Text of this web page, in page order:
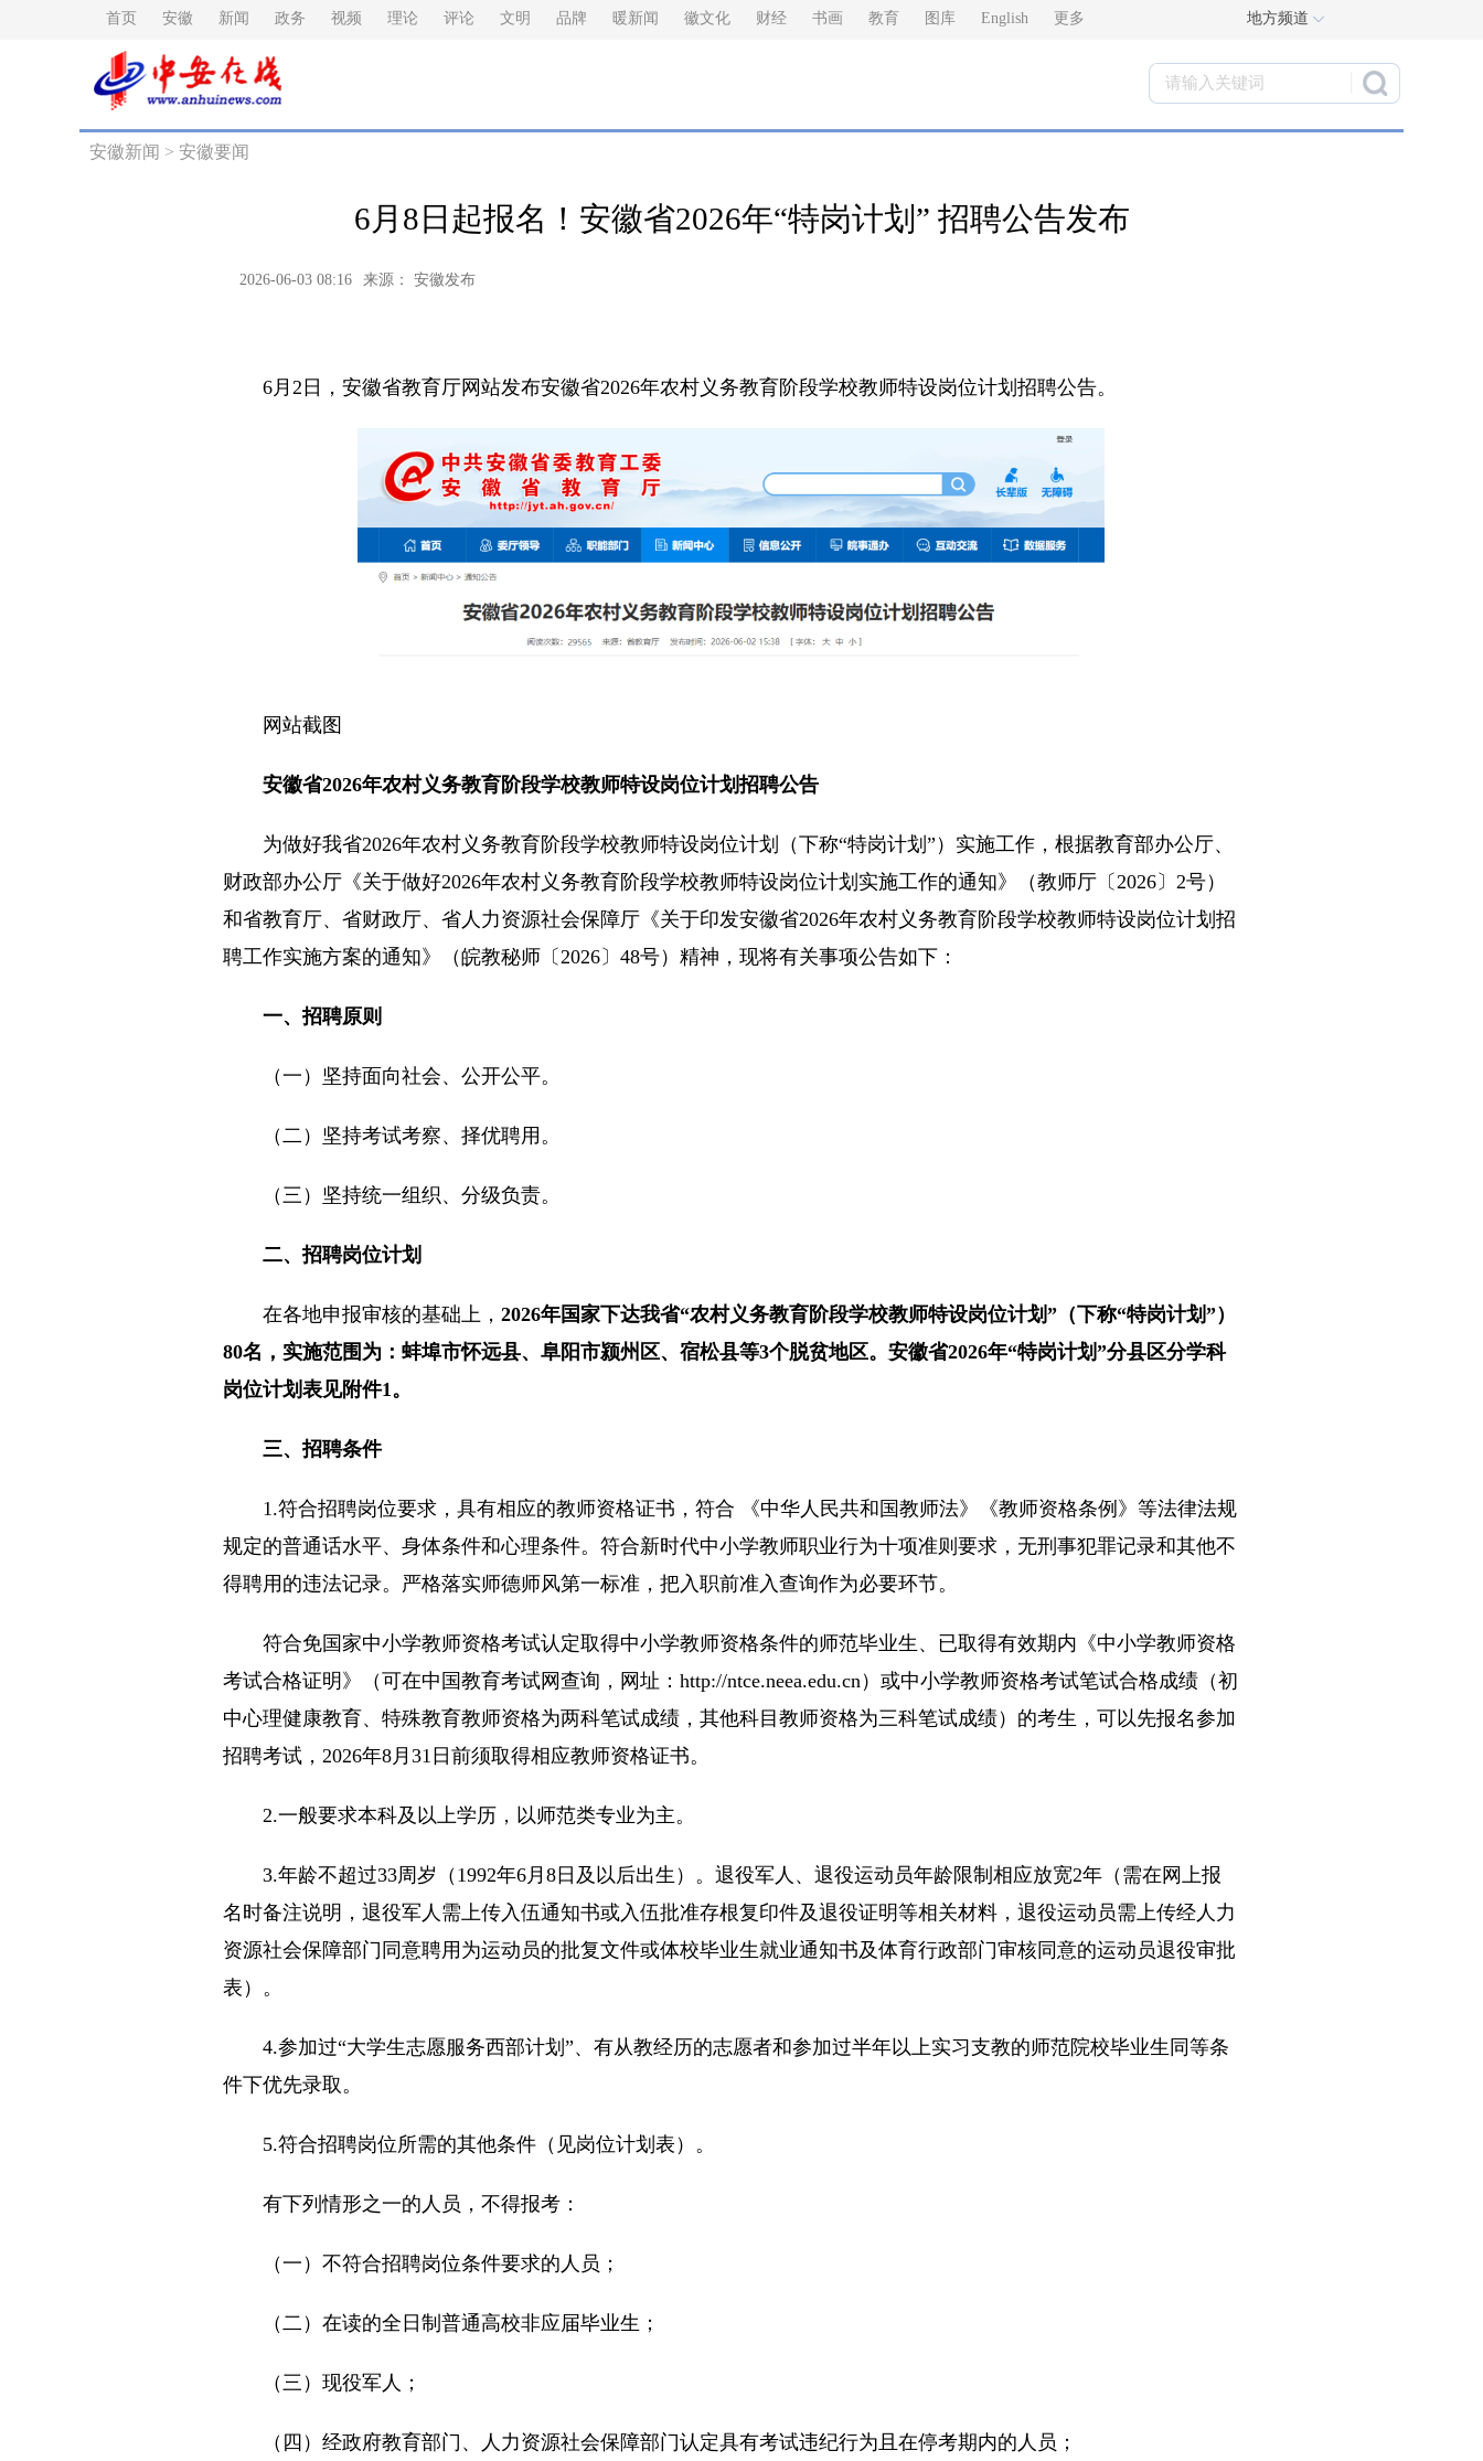
首页 安徽 新闻 政务 视频 理论 评论 文明 品牌 暖新闻 徽文化 财经 书画 教育 图库 English 更多 地方频道
安徽新闻 > 安徽要闻
6月8日起报名！安徽省2026年“特岗计划” 招聘公告发布
2026-06-03 08:16 来源： 安徽发布
6月2日，安徽省教育厅网站发布安徽省2026年农村义务教育阶段学校教师特设岗位计划招聘公告。
网站截图
安徽省2026年农村义务教育阶段学校教师特设岗位计划招聘公告
为做好我省2026年农村义务教育阶段学校教师特设岗位计划（下称“特岗计划”）实施工作，根据教育部办公厅、
财政部办公厅《关于做好2026年农村义务教育阶段学校教师特设岗位计划实施工作的通知》（教师厅〔2026〕2号）
和省教育厅、省财政厅、省人力资源社会保障厅《关于印发安徽省2026年农村义务教育阶段学校教师特设岗位计划招
聘工作实施方案的通知》（皖教秘师〔2026〕48号）精神，现将有关事项公告如下：
一、招聘原则
（一）坚持面向社会、公开公平。
（二）坚持考试考察、择优聘用。
（三）坚持统一组织、分级负责。
二、招聘岗位计划
在各地申报审核的基础上， 2026年国家下达我省“农村义务教育阶段学校教师特设岗位计划”（下称“特岗计划”）
80名，实施范围为：蚌埠市怀远县、阜阳市颍州区、宿松县等3个脱贫地区。安徽省2026年“特岗计划”分县区分学科
岗位计划表见附件1。
三、招聘条件
1.符合招聘岗位要求，具有相应的教师资格证书，符合 《中华人民共和国教师法》《教师资格条例》等法律法规
规定的普通话水平、身体条件和心理条件。符合新时代中小学教师职业行为十项准则要求，无刑事犯罪记录和其他不
得聘用的违法记录。严格落实师德师风第一标准，把入职前准入查询作为必要环节。
符合免国家中小学教师资格考试认定取得中小学教师资格条件的师范毕业生、已取得有效期内《中小学教师资格
考试合格证明》（可在中国教育考试网查询，网址：http://ntce.neea.edu.cn）或中小学教师资格考试笔试合格成绩（初
中心理健康教育、特殊教育教师资格为两科笔试成绩，其他科目教师资格为三科笔试成绩）的考生，可以先报名参加
招聘考试，2026年8月31日前须取得相应教师资格证书。
2.一般要求本科及以上学历，以师范类专业为主。
3.年龄不超过33周岁（1992年6月8日及以后出生）。退役军人、退役运动员年龄限制相应放宽2年（需在网上报
名时备注说明，退役军人需上传入伍通知书或入伍批准存根复印件及退役证明等相关材料，退役运动员需上传经人力
资源社会保障部门同意聘用为运动员的批复文件或体校毕业生就业通知书及体育行政部门审核同意的运动员退役审批
表）。
4.参加过“大学生志愿服务西部计划”、有从教经历的志愿者和参加过半年以上实习支教的师范院校毕业生同等条
件下优先录取。
5.符合招聘岗位所需的其他条件（见岗位计划表）。
有下列情形之一的人员，不得报考：
（一）不符合招聘岗位条件要求的人员；
（二）在读的全日制普通高校非应届毕业生；
（三）现役军人；
（四）经政府教育部门、人力资源社会保障部门认定具有考试违纪行为且在停考期内的人员；